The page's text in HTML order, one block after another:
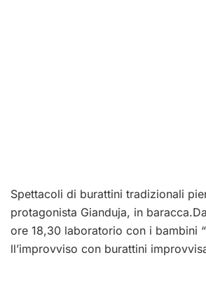
Spettacoli di burattini tradizionali
protagonista Gianduja, in
ore 18,30 laboratorio con i bambini
ll’improvviso con burattini